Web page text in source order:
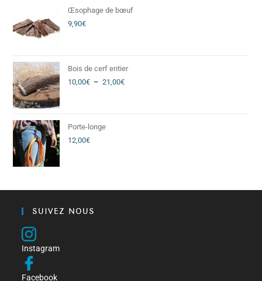
Œsophage de bœuf
9,90€
Bois de cerf entier
10,00€ – 21,00€
Porte-longe
12,00€
SUIVEZ NOUS
Instagram
Facebook